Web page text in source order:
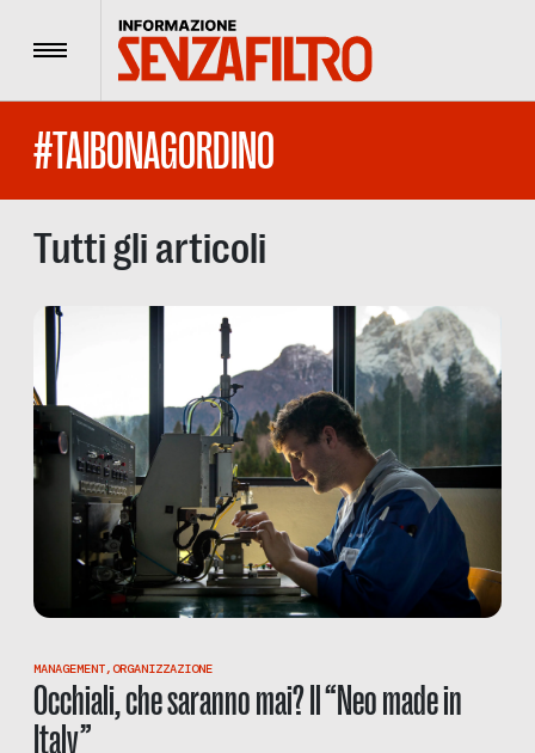
Menu
#TAIBONAGORDINO
Tutti gli articoli
MANAGEMENT,ORGANIZZAZIONE
Occhiali, che saranno mai? Il “Neo made in
Italy”